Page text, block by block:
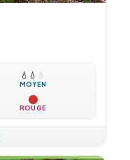
💧 💧 💧
MOYEN
ROUGE